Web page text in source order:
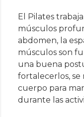
El Pilates
músculos
abdomen, la
músculos son
una buena
fortalecerlos, se
cuerpo para
durante las